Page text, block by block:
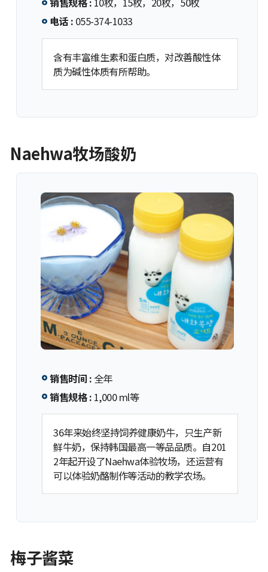
电话 : 055-374-1033
含有丰富维生素和蛋白质，对改善酸性体
质为碱性体质有所帮助。
Naehwa牧场酸奶
销售时间 : 全年
销售规格 : 1,000 ml等
36年来始终坚持饲养健康奶牛，只生产新
鲜牛奶，保持韩国最高一等品品质。自201
2年起开设了Naehwa体验牧场，还运营有
可以体验奶酪制作等活动的教学农场。
梅子酱菜